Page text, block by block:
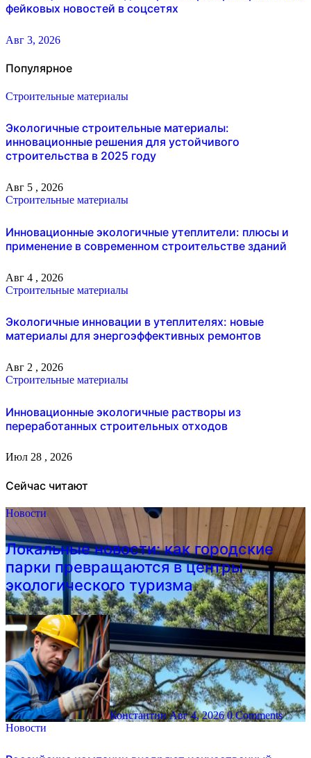
фейковых новостей в соцсетях
Авг 3, 2026
Популярное
Строительные материалы
Экологичные строительные материалы:
инновационные решения для устойчивого
строительства в 2025 году
Авг 5 , 2026
Строительные материалы
Инновационные экологичные утеплители: плюсы и
применение в современном строительстве зданий
Авг 4 , 2026
Строительные материалы
Экологичные инновации в утеплителях: новые
материалы для энергоэффективных ремонтов
Авг 2 , 2026
Строительные материалы
Инновационные экологичные растворы из
переработанных строительных отходов
Июл 28 , 2026
Сейчас читают
Новости
Локальные новости: как городские
парки превращаются в центры
экологического туризма
КонстантинАвг 4, 2026 0 Comments
Новости